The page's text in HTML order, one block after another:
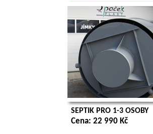
SEPTIK PRO 1-3 OSOBY
Cena: 22 990 Kč